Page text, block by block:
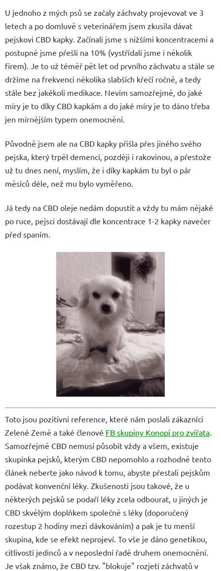
U jednoho z mých psů se začaly záchvaty projevovat ve 3
letech a po domluvě s veterinářem jsem zkusila dávat
pejskovi CBD kapky. Začínali jsme s nižšími koncentracemi a
postupně jsme přešli na 10% (vystřídali jsme i několik
firem). Je to už téměř pět let od prvního záchvatu a stále se
držíme na frekvenci několika slabších křečí ročně, a tedy
stále bez jakékoli medikace. Nevím samozřejmě, do jaké
míry je to díky CBD kapkám a do jaké míry je to dáno třeba
jen mírnějším typem onemocnění.
Původně jsem ale na CBD kapky přišla přes jiného svého
pejska, který trpěl demencí, později i rakovinou, a přestože
už tu dnes není, myslím, že i díky kapkám tu byl o pár
měsíců déle, než mu bylo vyměřeno.
Já tedy na CBD oleje nedám dopustit a vždy tu mám nějaké
po ruce, pejsci dostávají dle koncentrace 1-2 kapky navečer
před spaním.
Toto jsou pozitivní reference, které nám poslali zákazníci
Zelené Země a také členové FB skupiny Konopí pro zvířata
Samozřejmě CBD nemusí působit vždy a všem, existuje
skupinka pejsků, kterým CBD nepomohlo a rozhodně tento
článek neberte jako návod k tomu, abyste přestali pejskům
podávat konvenční léky. Zkušenosti jsou takové, že u
některých pejsků se podaří léky zcela odbourat, u jiných je
CBD skvělým doplňkem společně s léky (doporučený
rozestup 2 hodiny mezi dávkováním) a pak je tu menší
skupina, kde se efekt neprojeví. To vše je dáno genetikou,
citlivostí jedinců a v neposlední řadě druhem onemocnění.
Je však známo, že CBD tzv. "blokuje" rozjetí záchvatů v